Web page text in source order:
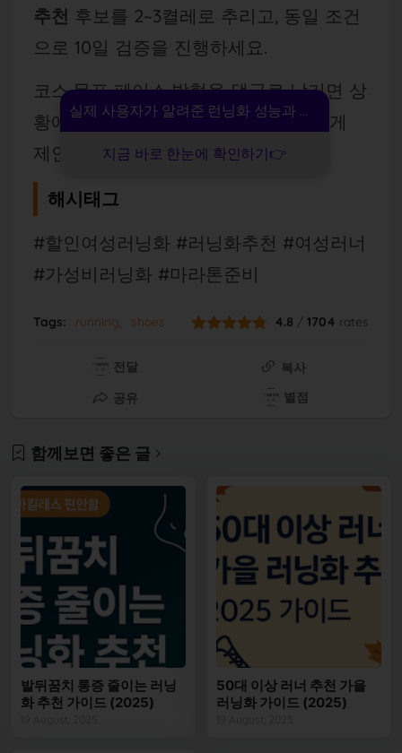
추천 후보를 2~3켤레로 추리고, 동일 조건
으로 10일 검증을 진행하세요.
코스·목표 페이스·발형을 댓글로 남기면 상
황에 맞춘 조합과 사이즈를 더 정밀하게
제안하겠습니다.
해시태그
#할인여성러닝화 #러닝화추천 #여성러너
#가성비러닝화 #마라톤준비
실제 사용자가 알려준 런닝화 성능과 만족도
지금 바로 한눈에 확인하기👉
Tags: running shoes 4.8 /1704 rates
전달
복사
공유
별점
함께보면 좋은 글
발뒤꿈치 통증 줄이는 러닝
화 추천 가이드 (2025)
50대 이상 러너 추천 가을
러닝화 가이드 (2025)